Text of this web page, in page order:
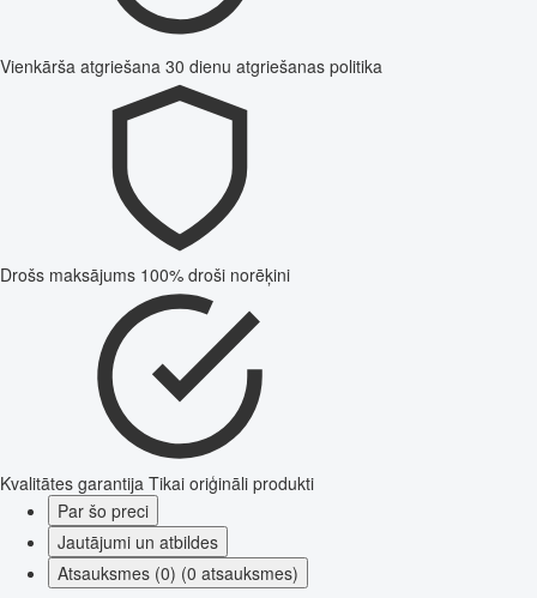
Vienkārša atgriešana 30 dienu atgriešanas politika
Drošs maksājums 100% droši norēķini
Kvalitātes garantija Tikai oriģināli produkti
Par šo preci
Jautājumi un atbildes
Atsauksmes (0) (0 atsauksmes)